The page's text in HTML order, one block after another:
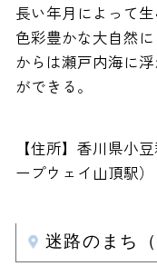
長い年月によって
色彩豊かな大自然
からは瀬戸内海に
ができる。
【住所】香川県小
ープウェイ山頂駅）
迷路のまち